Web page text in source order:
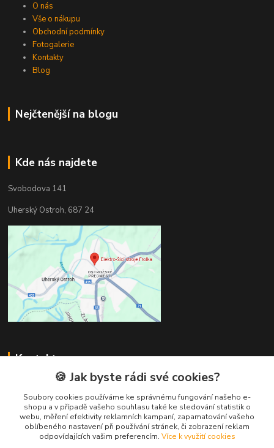
O nás
Vše o nákupu
Obchodní podmínky
Fotogalerie
Kontakty
Blog
Nejčtenější na blogu
Kde nás najdete
Svobodova 141
Uherský Ostroh, 687 24
Kontakty
Milan Frolka
+420 777260978
(Po-Pá, 8-17 hod.)
milanfrolka@seznam.cz
🍪 Jak byste rádi své cookies?
Soubory cookies používáme ke správnému fungování našeho e-
shopu a v případě vašeho souhlasu také ke sledování statistik o
webu, měření efektivity reklamních kampaní, zapamatování vašeho
oblíbeného nastavení při používání stránek, či zobrazení reklam
odpovídajících vašim preferencím. Více k využití cookies